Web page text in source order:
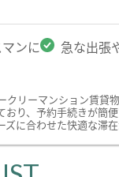
ンに 急な出張
リーマンション賃
り、予約手続きが簡
に合わせた快適な滞在